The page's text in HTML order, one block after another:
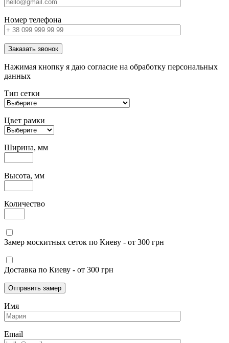
Номер телефона
Заказать звонок
Нажимая кнопку я даю согласие на обработку персональных
данных
Тип сетки
Цвет рамки
Ширина, мм
Высота, мм
Количество
Замер москитных сеток по Киеву - от 300 грн
Доставка по Киеву - от 300 грн
Отправить замер
Имя
Email